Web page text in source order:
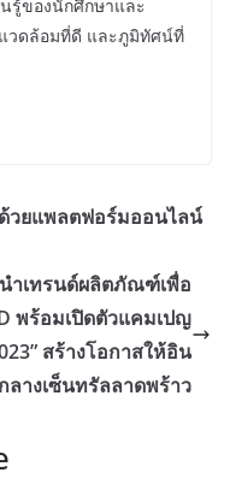
รู้ของนักศึกษาและ
วดล้อมที่ดี และภูมิทัศน์ที่
วยแพลตฟอร์มออนไลน์
นำเทรนด์ผลิตภัณฑ์เพื่อ
พร้อมเปิดตัวแคมเปญ
สร้างโอกาสให้อิน
ลางเซ็นทรัลลาดพร้าว